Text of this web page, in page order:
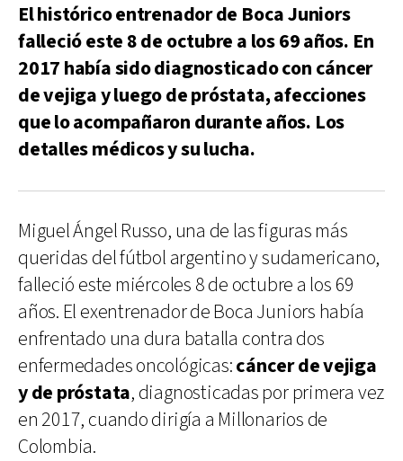
El histórico entrenador de Boca Juniors
falleció este 8 de octubre a los 69 años. En
2017 había sido diagnosticado con cáncer
de vejiga y luego de próstata, afecciones
que lo acompañaron durante años. Los
detalles médicos y su lucha.
Miguel Ángel Russo, una de las figuras más
queridas del fútbol argentino y sudamericano,
falleció este miércoles 8 de octubre a los 69
años. El exentrenador de Boca Juniors había
enfrentado una dura batalla contra dos
enfermedades oncológicas:cáncer de vejiga
y de próstata, diagnosticadas por primera vez
en 2017, cuando dirigía a Millonarios de
Colombia.